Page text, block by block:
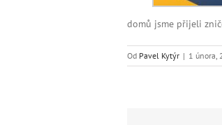
domů jsme přijeli
Od Pavel Kytýr | 1 února,